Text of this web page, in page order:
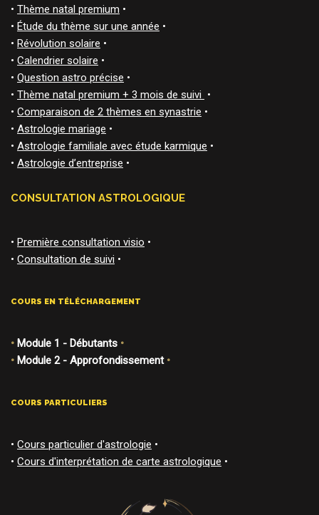
• Thème natal premium •
• Étude du thème sur une année •
• Révolution solaire •
• Calendrier solaire •
• Question astro précise •
• Thème natal premium + 3 mois de suivi •
• Comparaison de 2 thèmes en synastrie •
• Astrologie mariage •
• Astrologie familiale avec étude karmique •
• Astrologie d’entreprise •
CONSULTATION ASTROLOGIQUE
• Première consultation visio •
• Consultation de suivi •
COURS EN TÉLÉCHARGEMENT
• Module 1 - Débutants •
• Module 2 - Approfondissement•
COURS PARTICULIERS
• Cours particulier d'astrologie •
• Cours d'interprétation de carte astrologique •